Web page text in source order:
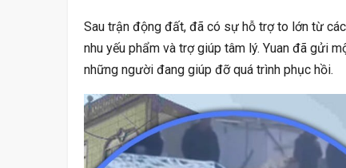
Sau trận động đất, đã có sự hỗ trợ to lớn từ
nhu yếu phẩm và trợ giúp tâm lý. Yuan đã gửi
những người đang giúp đỡ quá trình phục hồi.